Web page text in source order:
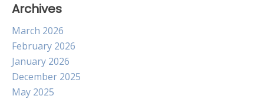
Archives
March 2026
February 2026
January 2026
December 2025
May 2025